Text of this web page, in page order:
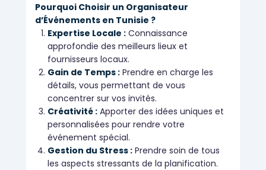
Pourquoi Choisir un Organisateur
d’Événements en Tunisie ?
Expertise Locale : Connaissance
approfondie des meilleurs lieux et
fournisseurs locaux.
Gain de Temps : Prendre en charge les
détails, vous permettant de vous
concentrer sur vos invités.
Créativité : Apporter des idées uniques et
personnalisées pour rendre votre
événement spécial.
Gestion du Stress : Prendre soin de tous
les aspects stressants de la planification.